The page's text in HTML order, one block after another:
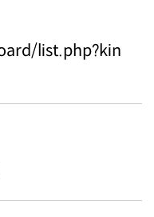
list.php?kin